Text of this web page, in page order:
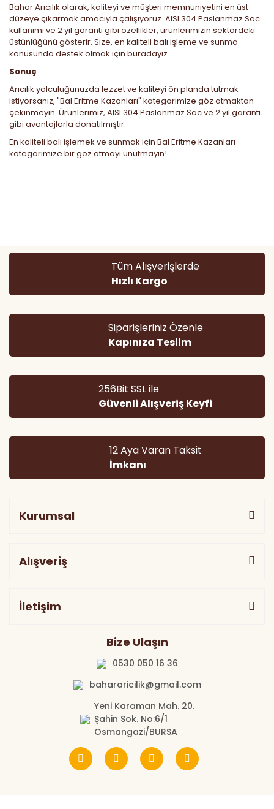
Bahar Arıcılık olarak, kaliteyi ve müşteri memnuniyetini en üst
düzeye çıkarmak amacıyla çalışıyoruz. AISI 304 Paslanmaz Sac
kullanımı ve 2 yıl garanti gibi özellikler, ürünlerimizin sektördeki
üstünlüğünü gösterir. Size, en kaliteli balı işleme ve sunma
konusunda destek olmak için buradayız.
Sonuç
Arıcılık yolculuğunuzda lezzet ve kaliteyi ön planda tutmak
istiyorsanız, "Bal Eritme Kazanları" kategorimize göz atmaktan
çekinmeyin. Ürünlerimiz, AISI 304 Paslanmaz Sac ve 2 yıl garanti
gibi avantajlarla donatılmıştır.
En kaliteli balı işlemek ve sunmak için Bal Eritme Kazanları
kategorimize bir göz atmayı unutmayın!
Ürün resmi kalitesiz, bozuk veya görüntülenemiyor.
Ürün açıklamasında eksik bilgiler bulunuyor.
Ürün bilgilerinde hatalar bulunuyor.
Bu ürüne benzer farklı alternatifler olmalı.
Gönder
Tüm Alışverişlerde
Hızlı Kargo
Siparişleriniz Özenle
Kapınıza Teslim
256Bit SSL ile
Güvenli Alışveriş Keyfi
12 Aya Varan Taksit
İmkanı
Kurumsal
Alışveriş
İletişim
Bize Ulaşın
0530 050 16 36
bahararicilik@gmail.com
Yeni Karaman Mah. 20.
Şahin Sok. No:6/1
Osmangazi/BURSA